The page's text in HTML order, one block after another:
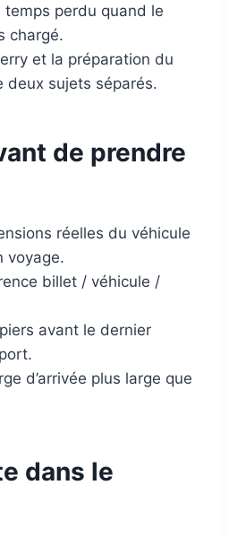
perdu quand le
chargé.
et la préparation du
deux sujets séparés.
de prendre
réelles du véhicule
voyage.
billet / véhicule /
avant le dernier
d’arrivée plus large que
dans le